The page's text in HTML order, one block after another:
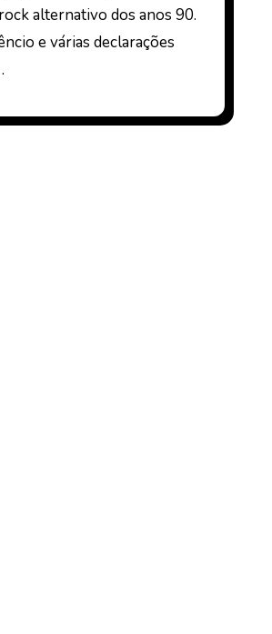
alternativo dos anos 90.
e várias declarações